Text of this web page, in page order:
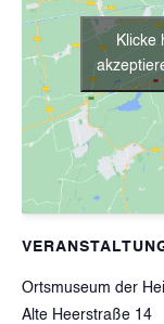
Ortsmuseum der
Alte Heerstraße 14
Klicke